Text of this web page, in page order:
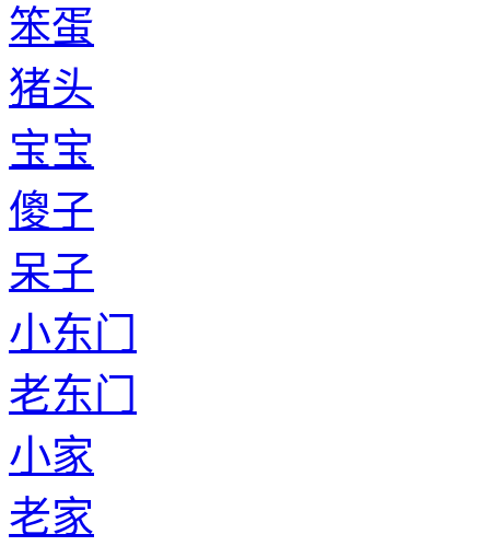
笨蛋
猪头
宝宝
傻子
呆子
小东门
老东门
小家
老家